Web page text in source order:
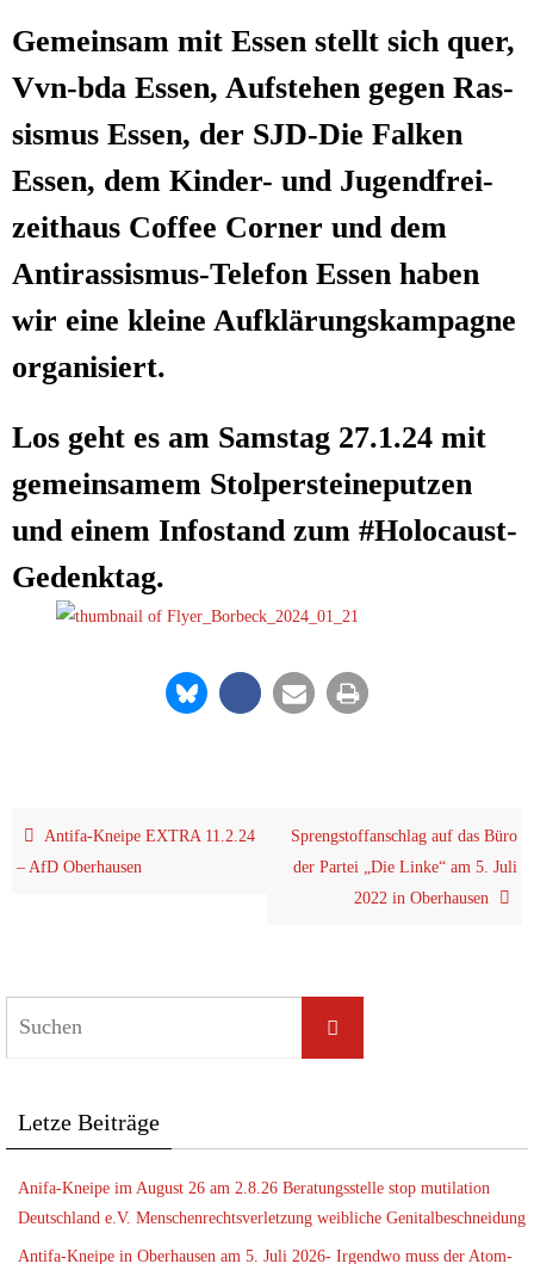
Gemein­sam mit Essen stellt sich quer,
Vvn-bda Essen, Auf­ste­hen gegen Ras­
sis­mus Essen, der SJD-Die Fal­ken
Essen, dem Kin­der- und Jugend­frei­
zeit­haus Cof­fee Cor­ner und dem
Anti­ras­sis­mus-Tele­fon Essen haben
wir eine klei­ne Auf­klä­rungs­kam­pa­gne
organisiert.
Los geht es am Sams­tag 27.1.24 mit
gemein­sa­mem Stol­per­stei­ne­put­zen
und einem Info­stand zum #Holo­caust­
Ge­denk­tag.
Anti­fa-Knei­pe EXTRA 11.2.24
– AfD Oberhausen
Spreng­stoff­an­schlag auf das Büro
der Par­tei „Die Lin­ke“ am 5. Juli
2022 in Oberhausen
Let­ze Beiträge
Ani­fa-Knei­pe im August 26 am 2.8.26 Bera­tungs­stel­le stop muti­la­ti­on
Deutsch­land e.V. Men­schen­rechts­ver­let­zung weib­li­che Genitalbeschneidung
Anti­fa-Knei­pe in Ober­hau­sen am 5. Juli 2026- Irgend­wo muss der Atom­